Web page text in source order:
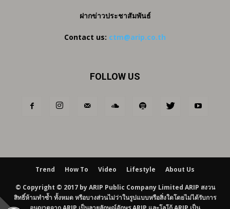
ฝากข่าวประชาสัมพันธ์
Contact us: ctm@arip.co.th
FOLLOW US
Trend How To Video Lifestyle About Us
© Copyright © 2017 by ARIP Public Company Limited ARIP สงวน
สิทธิ์ห้ามทำซ้ำ ทั้งหมด หรือบางส่วนไม่ว่าในรูปแบบหรือสิ่งใดโดยไม่ได้รับการ